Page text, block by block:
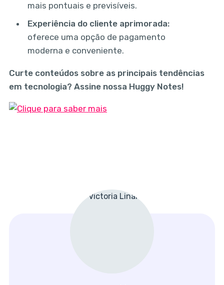
mais pontuais e previsíveis.
Experiência do cliente aprimorada:
oferece uma opção de pagamento
moderna e conveniente.
Curte conteúdos sobre as principais tendências
em tecnologia? Assine nossa Huggy Notes!